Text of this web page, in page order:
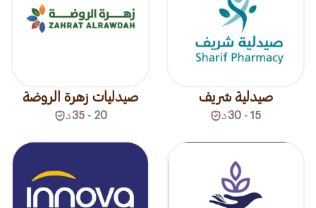
صيدلية شريف
15 - 30 د
صيدليات زهرة الروضة
20 - 35 د